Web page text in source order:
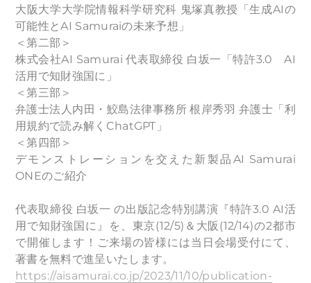
大阪大学大学院情報科学研究科 鬼塚真教授「生成AIの
可能性とAI Samuraiの未来予想」
＜第二部＞
株式会社AI Samurai 代表取締役 白坂一「特許3.0 AI
活用で知財強国に」
＜第三部＞
弁護士法人内田・鮫島法律事務所 根岸秀羽 弁護士「利
用規約で読み解くChatGPT」
＜第四部＞
デモンストレーションを交えた新製品AI Samurai
ONEのご紹介
代表取締役 白坂一 の出版記念特別講演『特許3.0 AI活
用で知財強国に』を、東京(12/5)＆大阪(12/14)の2都市
で開催します！ご来場の皆様には当日会場受付にて、
著書を無料で進呈いたします。
https://aisamurai.co.jp/2023/11/10/publication-